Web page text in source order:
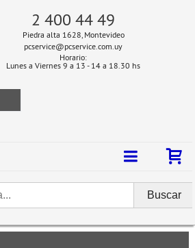
2 400 44 49
Piedra alta 1628, Montevideo
pcservice@pcservice.com.uy
Horario:
Lunes a Viernes 9 a 13 - 14 a 18.30 hs